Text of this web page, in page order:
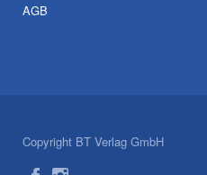
AGB
Copyright BT Verlag GmbH